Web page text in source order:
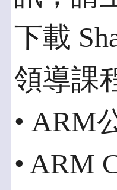
下載
領導課
• ARM
• ARM